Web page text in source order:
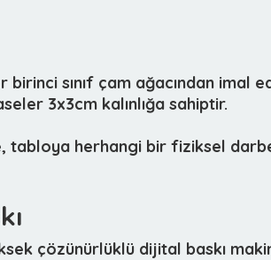
sınıf çam ağacından imal
3x3cm kalınlığa sahiptir.
tabloya herhangi bir fiziksel
çözünürlüklü dijital baskı